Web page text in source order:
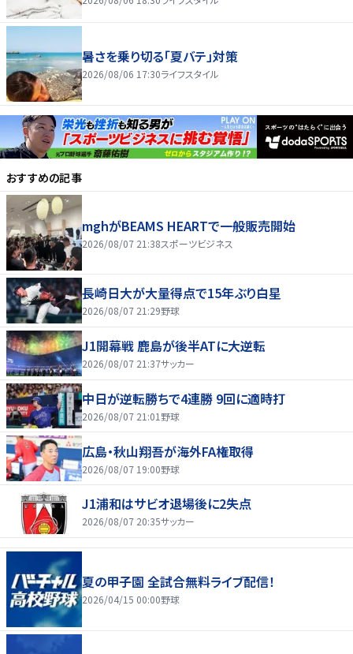
暑さを乗り切る「夏バテ」対策
2026/08/06 17:30ライフスタイル
おすすめの記事
mghがBEAMS HEARTで一般販売開始
2026/08/07 21:38スポーツビジネス
長崎日大が大量得点で15年ぶり白星
2026/08/07 21:29野球
J1開幕戦 鹿島が後半ATに大逆転
2026/08/07 21:37サッカー
中日が逆転勝ちで4連勝 9回に適時打
2026/08/07 21:01 野球
広島・秋山翔吾が海外FA権取得
2026/08/07 19:00野球
J1浦和はサビオ退場後に2失点
2026/08/07 20:35サッカー
夏の甲子園 全試合無料ライブ配信！
2026/04/15 00:00野球